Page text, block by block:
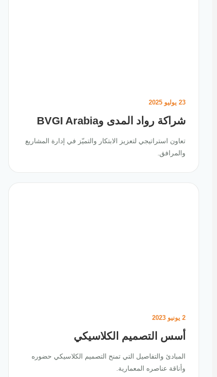
23 يوليو 2025
شراكة رواد المدى وBVGI Arabia
تعاون استراتيجي لتعزيز الابتكار والتميّز في إدارة المشاريع
والمرافق.
أسس التصميم الكلاسيكي
المبادئ والتفاصيل التي تمنح التصميم الكلاسيكي حضوره
وأناقة عناصره المعمارية.